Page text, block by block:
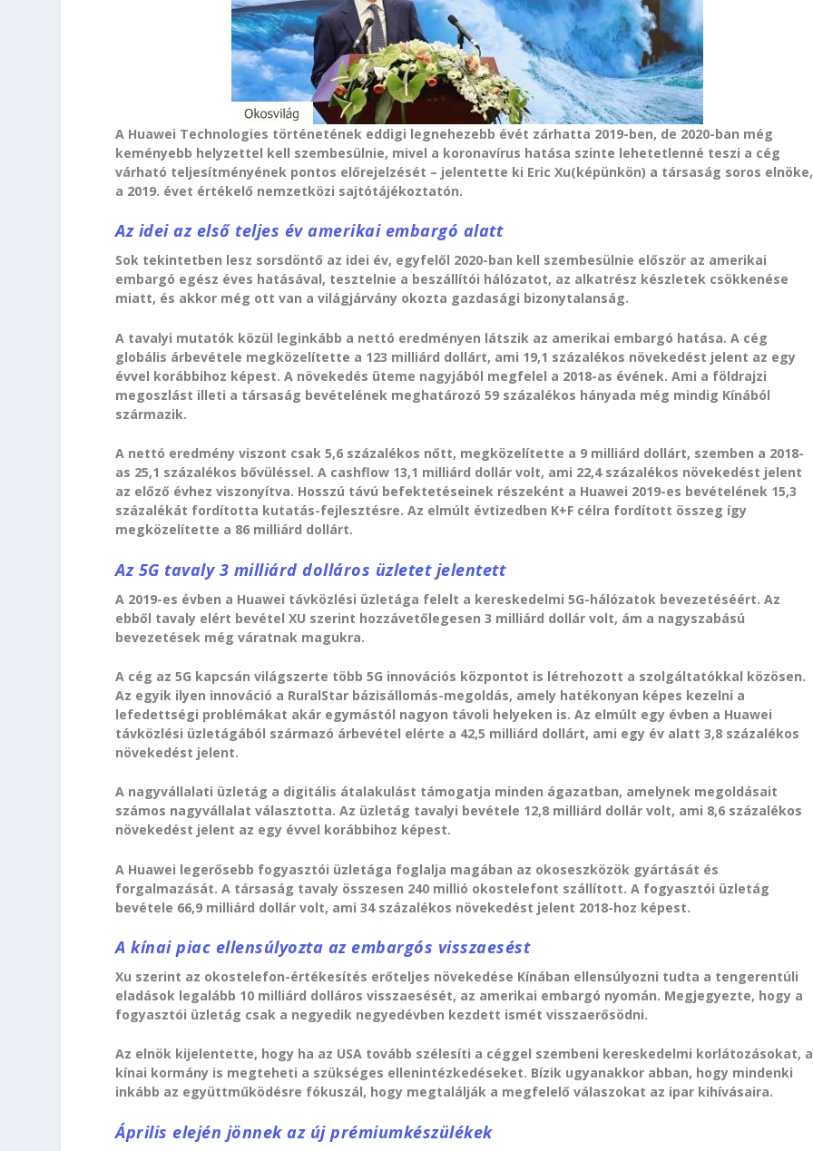
A Huawei Technologies történetének eddigi legnehezebb évét zárhatta 2019-ben, de 2020-ban még
keményebb helyzettel kell szembesülnie, mivel a koronavírus hatása szinte lehetetlenné teszi a cég
várható teljesítményének pontos előrejelzését – jelentette ki Eric Xu(képünkön) a társaság soros elnöke,
a 2019. évet értékelő nemzetközi sajtótájékoztatón.
Az idei az első teljes év amerikai embargó alatt
Sok tekintetben lesz sorsdöntő az idei év, egyfelől 2020-ban kell szembesülnie először az amerikai
embargó egész éves hatásával, tesztelnie a beszállítói hálózatot, az alkatrész készletek csökkenése
miatt, és akkor még ott van a világjárvány okozta gazdasági bizonytalanság.
A tavalyi mutatók közül leginkább a nettó eredményen látszik az amerikai embargó hatása. A cég
globális árbevétele megközelítette a 123 milliárd dollárt, ami 19,1 százalékos növekedést jelent az egy
évvel korábbihoz képest. A növekedés üteme nagyjából megfelel a 2018-as évének. Ami a földrajzi
megoszlást illeti a társaság bevételének meghatározó 59 százalékos hányada még mindig Kínából
származik.
A nettó eredmény viszont csak 5,6 százalékos nőtt, megközelítette a 9 milliárd dollárt, szemben a 2018-
as 25,1 százalékos bővüléssel. A cashflow 13,1 milliárd dollár volt, ami 22,4 százalékos növekedést jelent
az előző évhez viszonyítva. Hosszú távú befektetéseinek részeként a Huawei 2019-es bevételének 15,3
százalékát fordította kutatás-fejlesztésre. Az elmúlt évtizedben K+F célra fordított összeg így
megközelítette a 86 milliárd dollárt.
Az 5G tavaly 3 milliárd dolláros üzletet jelentett
A 2019-es évben a Huawei távközlési üzletága felelt a kereskedelmi 5G-hálózatok bevezetéséért. Az
ebből tavaly elért bevétel XU szerint hozzávetőlegesen 3 milliárd dollár volt, ám a nagyszabású
bevezetések még váratnak magukra.
A cég az 5G kapcsán világszerte több 5G innovációs központot is létrehozott a szolgáltatókkal közösen.
Az egyik ilyen innováció a RuralStar bázisállomás-megoldás, amely hatékonyan képes kezelni a
lefedettségi problémákat akár egymástól nagyon távoli helyeken is. Az elmúlt egy évben a Huawei
távközlési üzletágából származó árbevétel elérte a 42,5 milliárd dollárt, ami egy év alatt 3,8 százalékos
növekedést jelent.
A nagyvállalati üzletág a digitális átalakulást támogatja minden ágazatban, amelynek megoldásait
számos nagyvállalat választotta. Az üzletág tavalyi bevétele 12,8 milliárd dollár volt, ami 8,6 százalékos
növekedést jelent az egy évvel korábbihoz képest.
A Huawei legerősebb fogyasztói üzletága foglalja magában az okoseszközök gyártását és
forgalmazását. A társaság tavaly összesen 240 millió okostelefont szállított. A fogyasztói üzletág
bevétele 66,9 milliárd dollár volt, ami 34 százalékos növekedést jelent 2018-hoz képest.
A kínai piac ellensúlyozta az embargós visszaesést
Xu szerint az okostelefon-értékesítés erőteljes növekedése Kínában ellensúlyozni tudta a tengerentúli
eladások legalább 10 milliárd dolláros visszaesését, az amerikai embargó nyomán. Megjegyezte, hogy a
fogyasztói üzletág csak a negyedik negyedévben kezdett ismét visszaerősödni.
Az elnök kijelentette, hogy ha az USA tovább szélesíti a céggel szembeni kereskedelmi korlátozásokat, a
kínai kormány is megteheti a szükséges ellenintézkedéseket. Bízik ugyanakkor abban, hogy mindenki
inkább az együttműködésre fókuszál, hogy megtalálják a megfelelő válaszokat az ipar kihívásaira.
Április elején jönnek az új prémiumkészülékek